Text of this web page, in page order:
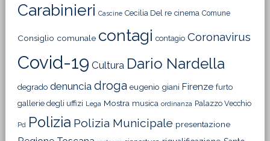
Carabinieri Cascine Cecilia Del re cinema Comune
Consiglio comunale contagi contagio Coronavirus
Covid-19 Cultura Dario Nardella
degrado denuncia droga eugenio giani Firenze furto
gallerie degli uffizi Lega Mostra musica ordinanza Palazzo Vecchio
Pd Polizia Polizia Municipale presentazione